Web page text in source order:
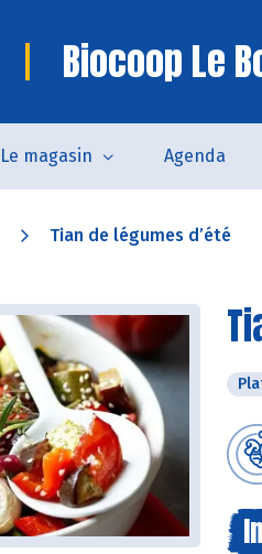
Biocoop Le
Le magasin Agenda
Tian de légumes d’été